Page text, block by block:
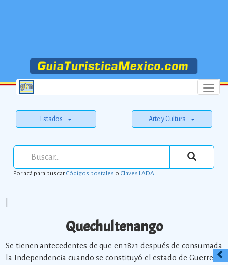
Menu
Estados Arte y Cultura
Por acá para buscarCódigos postales o Claves LADA.
Quechultenango
Se tienen antecedentes de que en 1821 después de consumada
la Independencia cuando se constituyó el estado de Guerrero,